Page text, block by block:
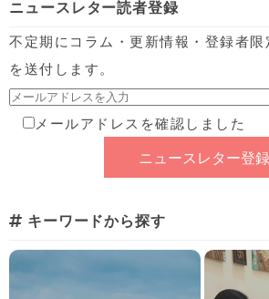
ニュースレター読者登録
不定期にコラム・更新情報・登録者
を送付します。
メールアドレスを確認しました
キーワードから探す